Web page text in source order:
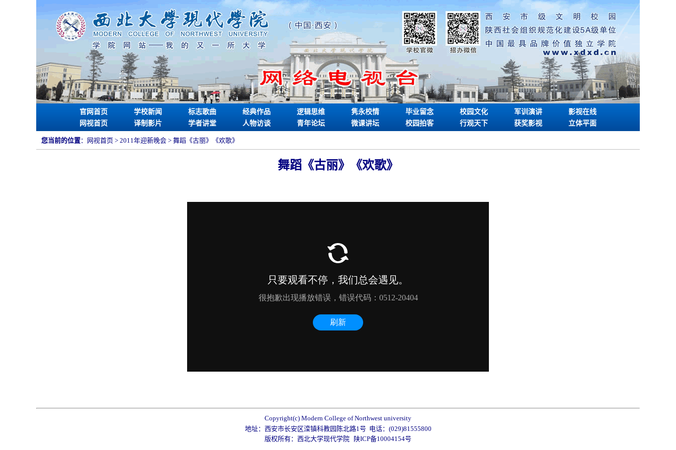
官网首页 学校新闻 标志歌曲 经典作品 逻辑思维 隽永校情 毕业留念 校园文化 军训演讲
影视在线
网视首页
译制影片 学者讲堂 人物访谈 青年论坛 微课讲坛 校园拍客 行观天下 获奖影视 立体平面
您当前的位置： 网视首页 > 2011年迎新晚会 > 舞蹈《古丽》《欢歌》
舞蹈《古丽》《欢歌》
Copyright(c) Modern College of Northwest university
地址：西安市长安区滦镇科教园陈北路1号 电话：(029)81555800
版权所有：西北大学现代学院 陕ICP备10004154号